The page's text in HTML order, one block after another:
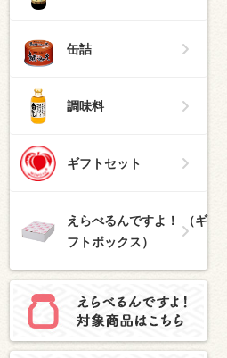
缶詰
調味料
ギフトセット
えらべるんですよ！ （ギ
フトボックス）